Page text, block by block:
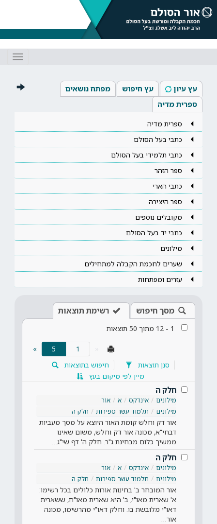
עץ עיון עץ חיפוש
מפתח נושאים
ספרית מדיה
ספרית מדיה
כתבי בעל הסולם
כתבי תלמידי בעל הסולם
ספר הזהר
כתבי הארי
ספר היצירה
מקובלים נוספים
כתבי יד בעל הסולם
מילונים
שערים לחכמת הקבלה למתחילים
עזרים ומפתחות
מסך חיפוש רשימת תוצאות
1
-
12 מתוך 50 תוצאות
5
(current)
»
סנן תוצאות
חיפוש בתוצאות
מיין לפי מיקום בעץ
חלק ה
מילונים אינדקס א
אור
מילונים
תלמוד עשר ספירות חלק ה
אור דק וחלש קומת האור היוצא על מסך מעביות
דבחי"א, מכונה אור דק וחלש, משום שאינו
ממשיך כלום מבחינת ג"ר. חלק ה' דף שי"ג…
חלק ה
מילונים אינדקס א
אור
מילונים
תלמוד עשר ספירות חלק ה
אור המובחר ב' בחינות אורות כלולים בכל רשימו:
א' שארית מאו"י, ב' היא שארית מאו"ח, ששארית
דאו"י מלובשת בו. וחלק דאו"י מהרשימו, מכונה
אור…